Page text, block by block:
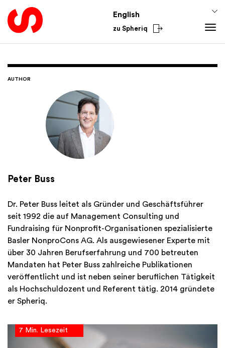
English
zu Spheriq
Grant Management
Fundraising Tools
Funding Knowledge
From the Sector
AUTHOR
Peter Buss
Dr. Peter Buss leitet als Gründer und Geschäftsführer
seit 1992 die auf Management Consulting und
Fundraising für Nonprofit-Organisationen spezialisierte
Basler NonproCons AG. Als ausgewiesener Experte mit
über 30 Jahren Berufserfahrung und 700 betreuten
Mandaten hat Peter Buss zahlreiche Publikationen
veröffentlicht und ist neben seiner beruflichen Tätigkeit
als Hochschuldozent und Referent tätig. 2014 gründete
er Spheriq.
7 Min. Lesezeit